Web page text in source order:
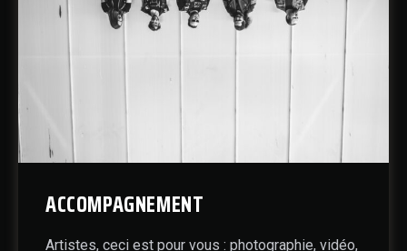
ACCOMPAGNEMENT
Artistes, ceci est pour vous : photographie, vidéo,